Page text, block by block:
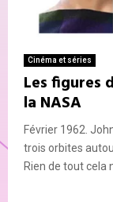
Cinéma et séries
Les figures
la NASA
Février 1962.
trois orbites
Rien de tout cela